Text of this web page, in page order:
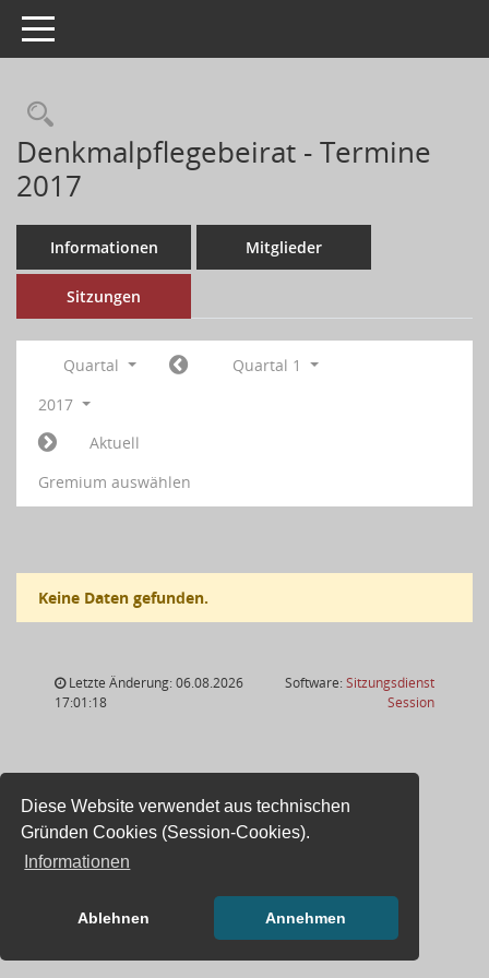
Diese Website verwendet aus technischen
Gründen Cookies (Session-Cookies).
Informationen
Ablehnen Annehmen
Toggle navigation
Denkmalpflegebeirat - Termine
2017
Informationen Mitglieder
Sitzungen
Quartal
Quartal 1
2017
Aktuell
Gremium auswählen
Keine Daten gefunden.
Letzte Änderung: 06.08.2026
17:01:18
Software:Sitzungsdienst
Session(Wird in